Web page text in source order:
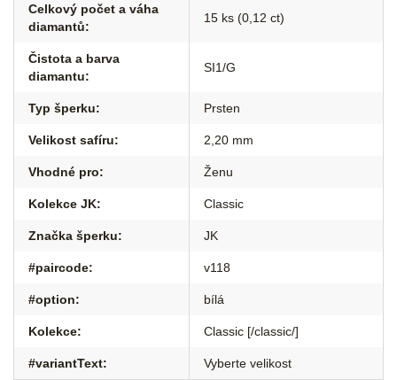
Celkový počet a váha
diamantů:
15 ks (0,12 ct)
Čistota a barva
diamantu:
SI1/G
Typ šperku: Prsten
Velikost safíru: 2,20 mm
Vhodné pro: Ženu
Kolekce JK: Classic
Značka šperku: JK
#paircode: v118
#option: bílá
Kolekce: Classic [/classic/]
#variantText: Vyberte velikost